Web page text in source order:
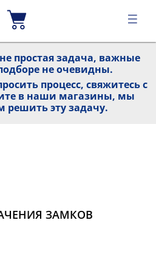
простая задача, важные
не очевидны.
процесс, свяжитесь с
в наши магазины, мы
эту задачу.
ЗАМКОВ